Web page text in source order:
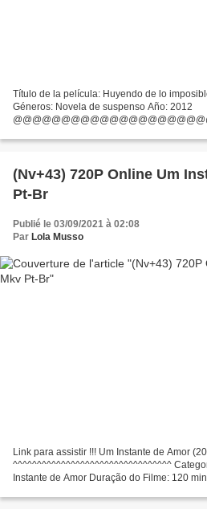
Título de la película: Huyendo de lo
Géneros: Novela de suspenso Año: 2012
(Nv+43) 720P Online Um
Pt-Br
Publié le 03/09/2021 à 02:08
Par Lola Musso
Link para assistir !!! Um Instante de Amor
^^^^^^^^^^^^^^^^^^^^^^^^^^^^^^^^^
Instante de Amor Duração do Filme: 120